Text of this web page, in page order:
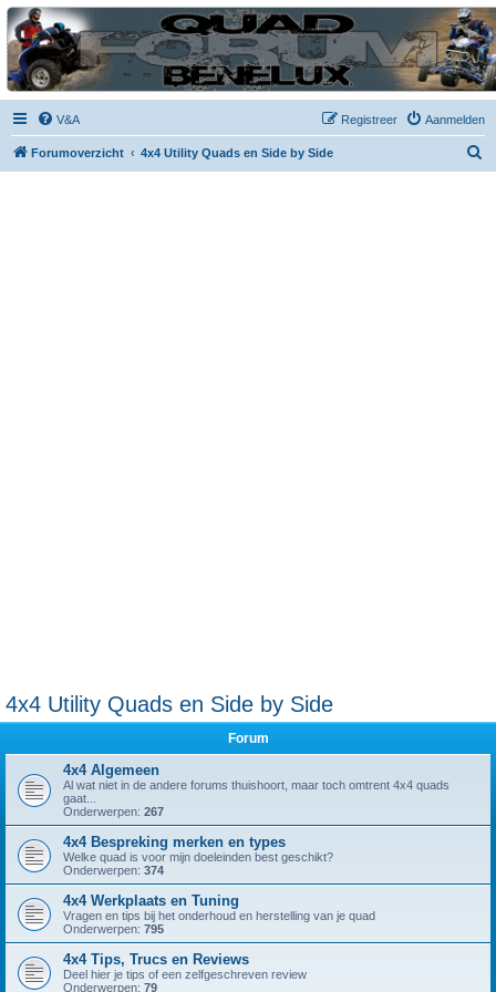
| QFB |
Hét quadforum van de Benelux
V&A Aanmelden
Registreer
Forumoverzicht 4x4 Utility Quads en Side by Side
4x4 Utility Quads en Side by Side
Forum
4x4 Algemeen
Al wat niet in de andere forums thuishoort, maar toch omtrent 4x4 quads
gaat...
Onderwerpen: 267
4x4 Bespreking merken en types
Welke quad is voor mijn doeleinden best geschikt?
Onderwerpen: 374
4x4 Werkplaats en Tuning
Vragen en tips bij het onderhoud en herstelling van je quad
Onderwerpen: 795
4x4 Tips, Trucs en Reviews
Deel hier je tips of een zelfgeschreven review
Onderwerpen: 79